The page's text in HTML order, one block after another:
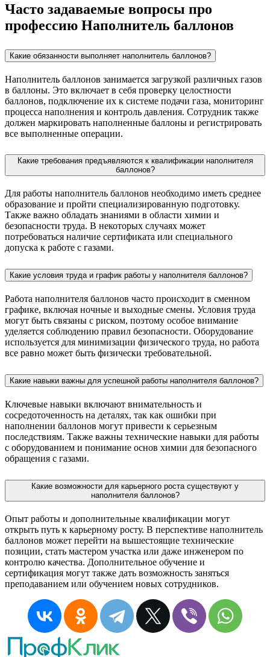
Часто задаваемые вопросы про
профессию Наполнитель баллонов
Какие обязанности выполняет наполнитель баллонов?
Наполнитель баллонов занимается загрузкой различных газов
в баллоны. Это включает в себя проверку целостности
баллонов, подключение их к системе подачи газа, мониторинг
процесса наполнения и контроль давления. Сотрудник также
должен маркировать наполненные баллоны и регистрировать
все выполненные операции.
Какие требования предъявляются к квалификации наполнителя
баллонов?
Для работы наполнитель баллонов необходимо иметь среднее
образование и пройти специализированную подготовку.
Также важно обладать знаниями в области химии и
безопасности труда. В некоторых случаях может
потребоваться наличие сертификата или специального
допуска к работе с газами.
Какие условия труда и график работы у наполнителя баллонов?
Работа наполнителя баллонов часто происходит в сменном
графике, включая ночные и выходные смены. Условия труда
могут быть связаны с риском, поэтому особое внимание
уделяется соблюдению правил безопасности. Оборудование
используется для минимизации физического труда, но работа
все равно может быть физически требовательной.
Какие навыки важны для успешной работы наполнителя баллонов?
Ключевые навыки включают внимательность и
сосредоточенность на деталях, так как ошибки при
наполнении баллонов могут привести к серьезным
последствиям. Также важны технические навыки для работы
с оборудованием и понимание основ химии для безопасного
обращения с газами.
Какие возможности для карьерного роста существуют у
наполнителя баллонов?
Опыт работы и дополнительные квалификации могут
открыть путь к карьерному росту. В перспективе наполнитель
баллонов может перейти на вышестоящие технические
позиции, стать мастером участка или даже инженером по
контролю качества. Дополнительное обучение и
сертификация могут также дать возможность заняться
преподаванием или обучением новых сотрудников.